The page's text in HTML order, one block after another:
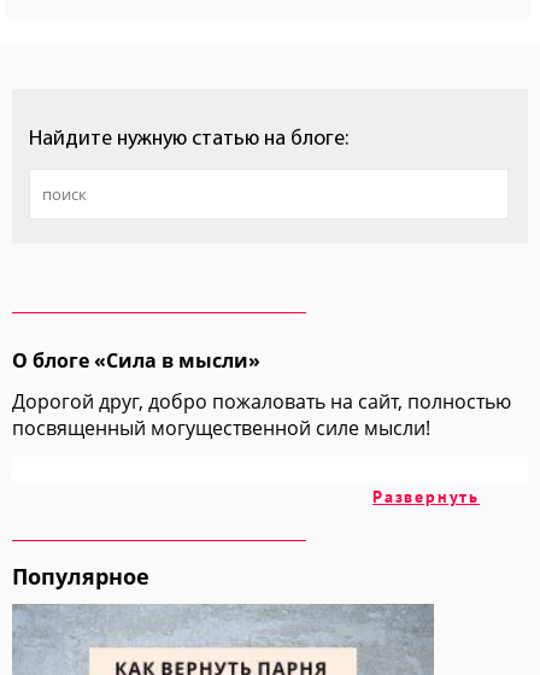
Найдите нужную статью на блоге:
О блоге «Сила в мысли»
Дорогой друг, добро пожаловать на сайт, полностью
посвященный могущественной силе мысли!
множество техник и методик, позволяющих
Мы обратимся к огромному накопленному годами
опыту авторов, ученых и учителей, чтобы взять у них
самое ценное и самое лучшее.
Развернуть
Популярное